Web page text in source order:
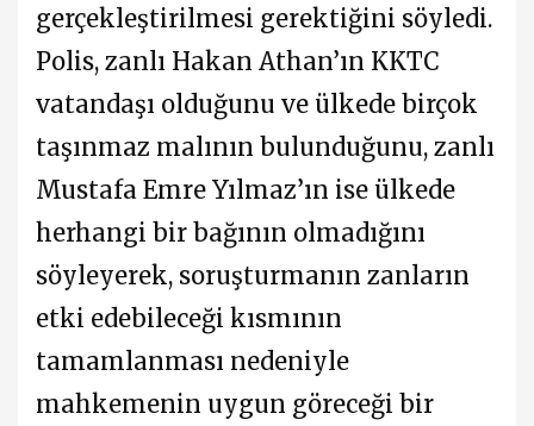
gerçekleştirilmesi gerektiğini söyledi.
Polis, zanlı Hakan Athan’ın KKTC
vatandaşı olduğunu ve ülkede birçok
taşınmaz malının bulunduğunu, zanlı
Mustafa Emre Yılmaz’ın ise ülkede
herhangi bir bağının olmadığını
söyleyerek, soruşturmanın zanların
etki edebileceği kısmının
tamamlanması nedeniyle
mahkemenin uygun göreceği bir